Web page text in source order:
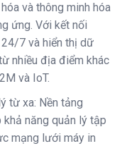
và thông minh hóa
ứng. Với kết nối
7 và hiển thị dữ
nhiều địa điểm khác
và IoT.
từ xa: Nền tảng
năng quản lý tập
mạng lưới máy in